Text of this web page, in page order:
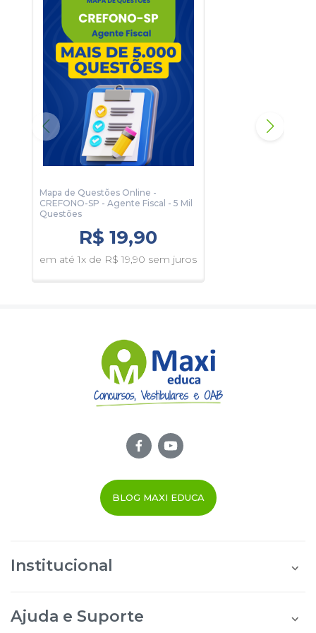
Legislação Específica
Mapa de Questões Online -
CREFONO-SP - Agente Fiscal - 5 Mil
Questões
R$ 19,90
em até 1x de R$ 19,90 sem juros
BLOG MAXI EDUCA
Institucional
Área do Afiliado
Ajuda e Suporte